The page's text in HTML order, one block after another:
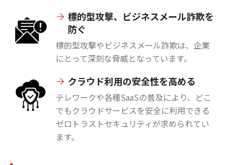
標的型攻撃、ビジネスメール詐欺を
防ぐ
標的型攻撃やビジネスメール詐欺は、企業
にとって深刻な脅威となっています。
クラウド利用の安全性を高める
テレワークや各種SaaSの普及により、どこ
でもクラウドサービスを安全に利用できる
ゼロトラストセキュリティが求められてい
ます。